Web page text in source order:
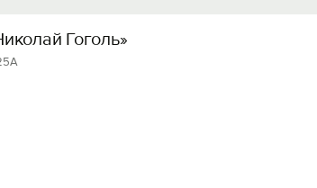
Гоголь»